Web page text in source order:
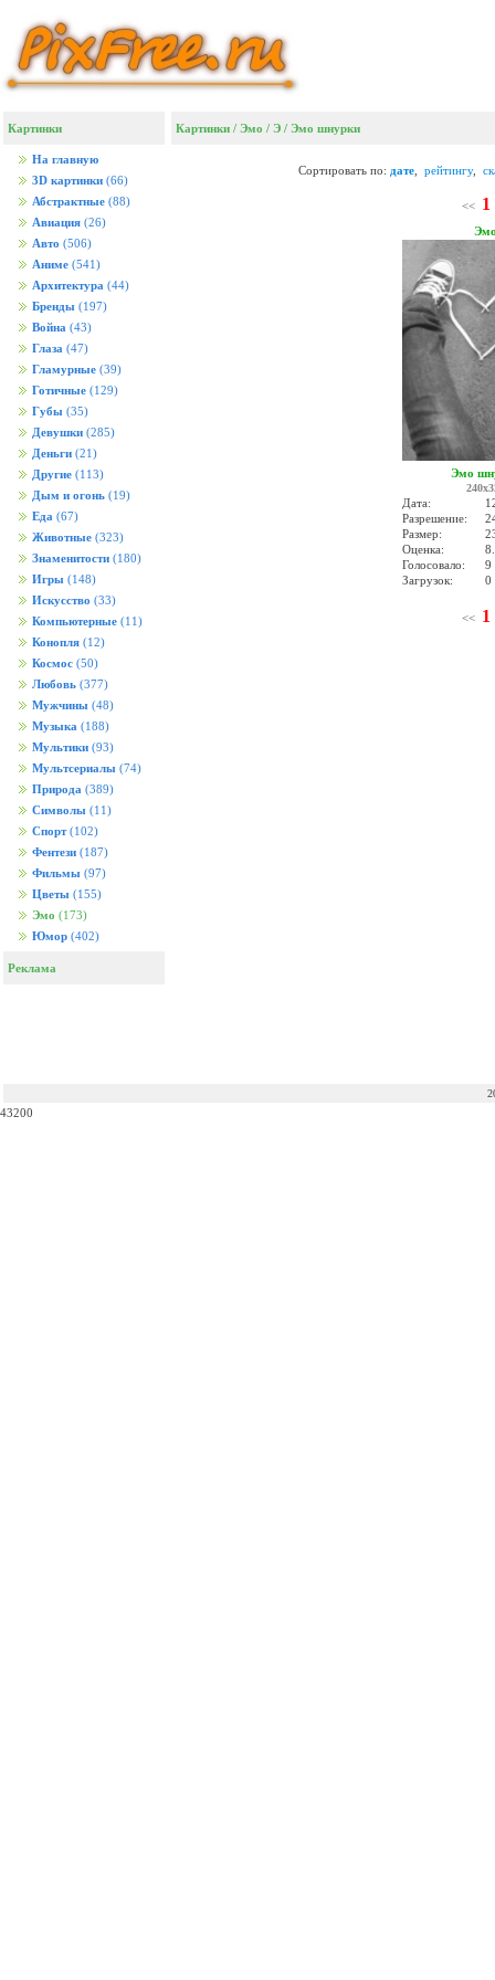
Картинки
На главную
3D картинки (66)
Абстрактные (88)
Авиация (26)
Авто (506)
Аниме (541)
Архитектура (44)
Бренды (197)
Война (43)
Глаза (47)
Гламурные (39)
Готичные (129)
Губы (35)
Девушки (285)
Деньги (21)
Другие (113)
Дым и огонь (19)
Еда (67)
Животные (323)
Знаменитости (180)
Игры (148)
Искусство (33)
Компьютерные (11)
Конопля (12)
Космос (50)
Любовь (377)
Мужчины (48)
Музыка (188)
Мультики (93)
Мультсериалы (74)
Природа (389)
Символы (11)
Спорт (102)
Фентези (187)
Фильмы (97)
Цветы (155)
Эмо (173)
Юмор (402)
Реклама
Картинки / Эмо / Э / Эмо шнурки
Сортировать по: дате рейтингу,
<< 1
Эмо
Дата:
Разрешение:
Размер:
Оценка:
Голосовало:
9
Загрузок:
0
<< 1
43200